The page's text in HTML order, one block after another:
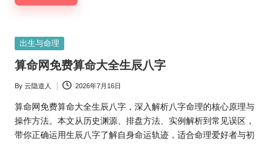
Posted
出生与命理
算命网免费算命大全生辰八字
Posted
by
By 云隐道人 2026年7月16日
算命网免费算命大全生辰八字，深入解析八字命理的核心原理与
操作方法。本文从历史渊源、排盘方法、实例解析到常见误区，
带你正确运用生辰八字了解自身命运轨迹，适合命理爱好者与初